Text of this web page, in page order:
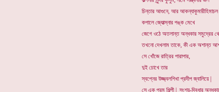
চিন্তার আগুনে, আর আকন্যাকুমারীহিমাচল
কপালে জ্যোত্স্নার পঙ্ক মেখে
জেগে ওঠে অতলান্ত অন্ধকার সমুদ্রের
তখনো দেখলাম তাকে, কী এক অশান্ত
সে খোঁজে রাত্রির পারাপার,
দুই চোখে তার
স্বপ্নের উজ্জ্বলশিখা প্রদীপ জ্বালিয়ে |
সে এক পরম শিল্পী | সংশয়-দ্বিধার